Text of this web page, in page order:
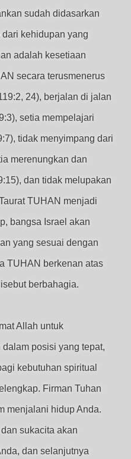
sudah didasarkan
kehidupan yang
adalah kesetiaan
secara terusmenerus
24), berjalan di jalan
setia mempelajari
tidak menyimpang dari
merenungkan dan
dan tidak melupakan
TUHAN menjadi
bangsa Israel akan
yang sesuai dengan
TUHAN berkenan atas
berbahagia.
Allah untuk
posisi yang tepat,
kebutuhan spiritual
Firman Tuhan
menjalani hidup Anda.
sukacita akan
dan selanjutnya